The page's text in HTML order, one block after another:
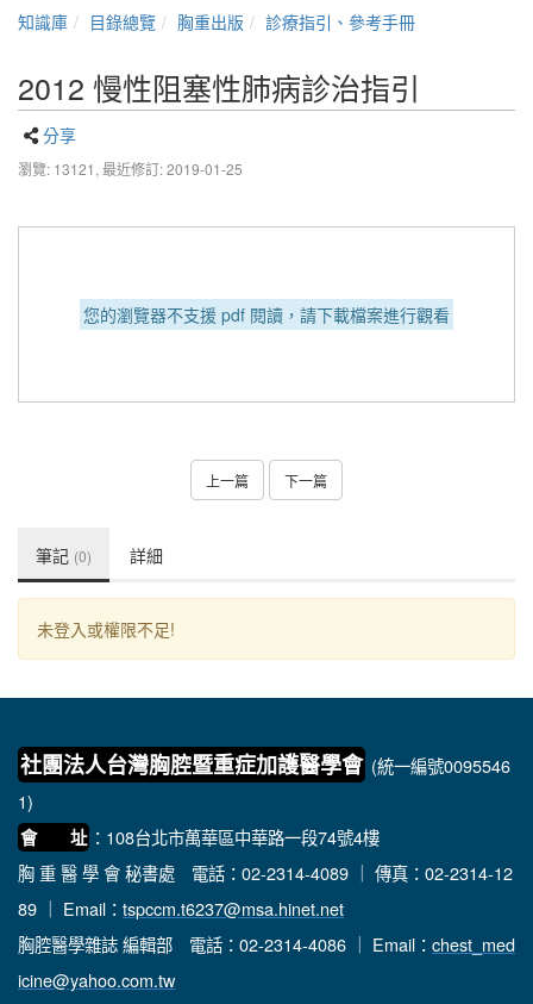
知識庫 目錄總覽 胸重出版 診療指引、參考手冊
2012 慢性阻塞性肺病診治指引
分享
瀏覽: 13121, 最近修訂: 2019-01-25
您的瀏覽器不支援 pdf 閱讀，請下載檔案進行觀看
上一篇 下一篇
筆記 (0) 詳細
未登入或權限不足!
社團法人台灣胸腔暨重症加護醫學會 (統一編號0095546
1)
會 址 ：108台北市萬華區中華路一段74號4樓
胸 重 醫 學 會 秘書處 電話：02-2314-4089 ｜ 傳真：02-2314-12
89 ｜ Email： tspccm.t6237@msa.hinet.net
胸腔醫學雜誌 編輯部 電話：02-2314-4086 ｜ Email： chest_med
icine@yahoo.com.tw